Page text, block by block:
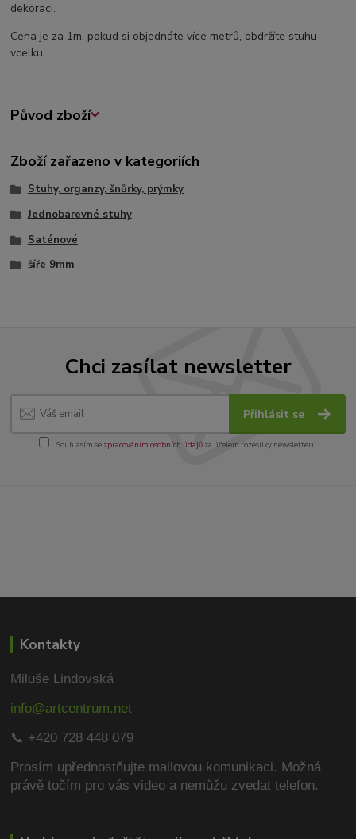
dekoraci.
Cena je za 1m, pokud si objednáte více metrů, obdržíte stuhu
vcelku.
Původ zboží
Zboží zařazeno v kategoriích
Stuhy, organzy, šnůrky, prýmky
Jednobarevné stuhy
Saténové
šíře 9mm
Chci zasílat newsletter
Přihlásit se
Souhlasím se zpracováním osobních údajůza účelem rozesílky newsletteru.
Kontakty
Miluše Lindovská
info@artcentrum.net
📞 +420 728 448 079
Prosím upřednostňujte mailovou komunikaci. Možná
právě točím pro vás video a nemůžu zvedat telefon.